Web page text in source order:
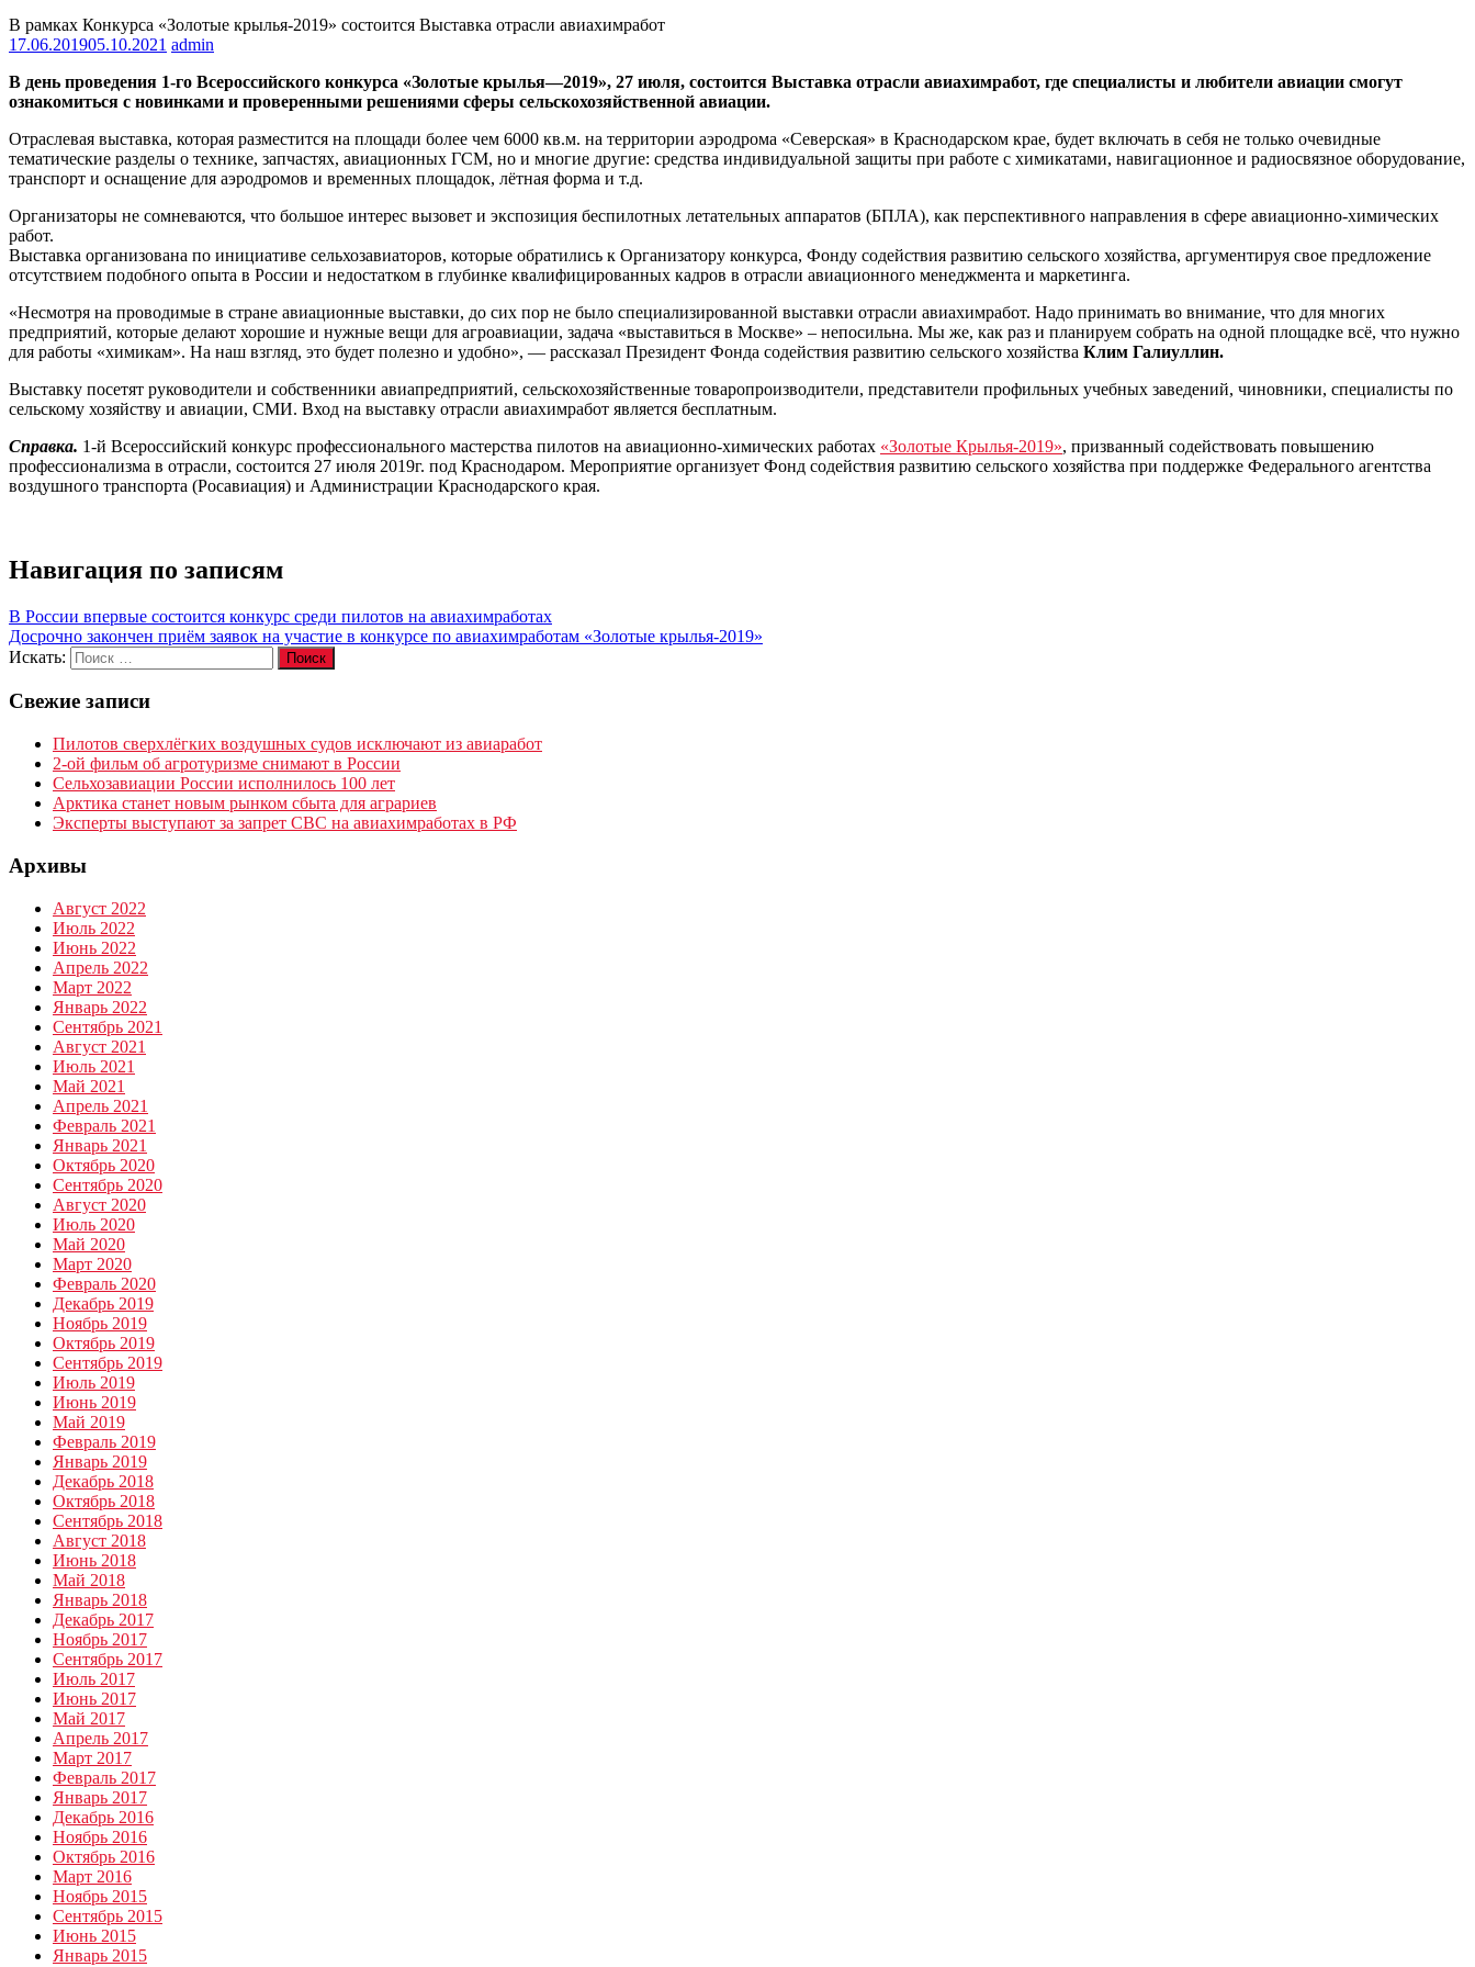
В рамках Конкурса «Золотые крылья-2019» состоится Выставка отрасли авиахимработ
17.06.201905.10.2021 admin
В день проведения 1-го Всероссийского конкурса «Золотые крылья—2019», 27 июля, состоится Выставка отрасли авиахимработ, где специалисты и любители авиации смогут
ознакомиться с новинками и проверенными решениями сферы сельскохозяйственной авиации.
Отраслевая выставка, которая разместится на площади более чем 6000 кв.м. на территории аэродрома «Северская» в Краснодарском крае, будет включать в себя не только очевидные
тематические разделы о технике, запчастях, авиационных ГСМ, но и многие другие: средства индивидуальной защиты при работе с химикатами, навигационное и радиосвязное оборудование,
транспорт и оснащение для аэродромов и временных площадок, лётная форма и т.д.
Организаторы не сомневаются, что большое интерес вызовет и экспозиция беспилотных летательных аппаратов (БПЛА), как перспективного направления в сфере авиационно-химических
работ.
Выставка организована по инициативе сельхозавиаторов, которые обратились к Организатору конкурса, Фонду содействия развитию сельского хозяйства, аргументируя свое предложение
отсутствием подобного опыта в России и недостатком в глубинке квалифицированных кадров в отрасли авиационного менеджмента и маркетинга.
«Несмотря на проводимые в стране авиационные выставки, до сих пор не было специализированной выставки отрасли авиахимработ. Надо принимать во внимание, что для многих
предприятий, которые делают хорошие и нужные вещи для агроавиации, задача «выставиться в Москве» – непосильна. Мы же, как раз и планируем собрать на одной площадке всё, что нужно
для работы «химикам». На наш взгляд, это будет полезно и удобно», — рассказал Президент Фонда содействия развитию сельского хозяйства Клим Галиуллин.
Выставку посетят руководители и собственники авиапредприятий, сельскохозяйственные товаропроизводители, представители профильных учебных заведений, чиновники, специалисты по
сельскому хозяйству и авиации, СМИ. Вход на выставку отрасли авиахимработ является бесплатным.
Справка. 1-й Всероссийский конкурс профессионального мастерства пилотов на авиационно-химических работах «Золотые Крылья-2019», призванный содействовать повышению
профессионализма в отрасли, состоится 27 июля 2019г. под Краснодаром. Мероприятие организует Фонд содействия развитию сельского хозяйства при поддержке Федерального агентства
воздушного транспорта (Росавиация) и Администрации Краснодарского края.
Навигация по записям
В России впервые состоится конкурс среди пилотов на авиахимработах
Досрочно закончен приём заявок на участие в конкурсе по авиахимработам «Золотые крылья-2019»
Искать:
Поиск
Свежие записи
Пилотов сверхлёгких воздушных судов исключают из авиаработ
2-ой фильм об агротуризме снимают в России
Сельхозавиации России исполнилось 100 лет
Арктика станет новым рынком сбыта для аграриев
Эксперты выступают за запрет СВС на авиахимработах в РФ
Архивы
Август 2022
Июль 2022
Июнь 2022
Апрель 2022
Март 2022
Январь 2022
Сентябрь 2021
Август 2021
Июль 2021
Май 2021
Апрель 2021
Февраль 2021
Январь 2021
Октябрь 2020
Сентябрь 2020
Август 2020
Июль 2020
Май 2020
Март 2020
Февраль 2020
Декабрь 2019
Ноябрь 2019
Октябрь 2019
Сентябрь 2019
Июль 2019
Июнь 2019
Май 2019
Февраль 2019
Январь 2019
Декабрь 2018
Октябрь 2018
Сентябрь 2018
Август 2018
Июнь 2018
Май 2018
Январь 2018
Декабрь 2017
Ноябрь 2017
Сентябрь 2017
Июль 2017
Июнь 2017
Май 2017
Апрель 2017
Март 2017
Февраль 2017
Январь 2017
Декабрь 2016
Ноябрь 2016
Октябрь 2016
Март 2016
Ноябрь 2015
Сентябрь 2015
Июнь 2015
Январь 2015